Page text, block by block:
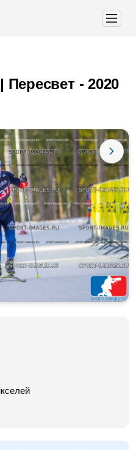
- 2020